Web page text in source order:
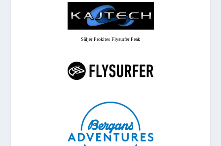
Säljer Prokites Flysurfer Peak